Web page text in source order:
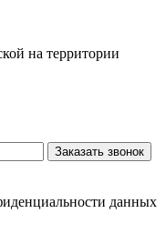
на территории
Заказать звонок
данных